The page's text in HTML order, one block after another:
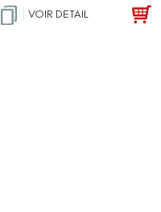
VOIR DETAIL